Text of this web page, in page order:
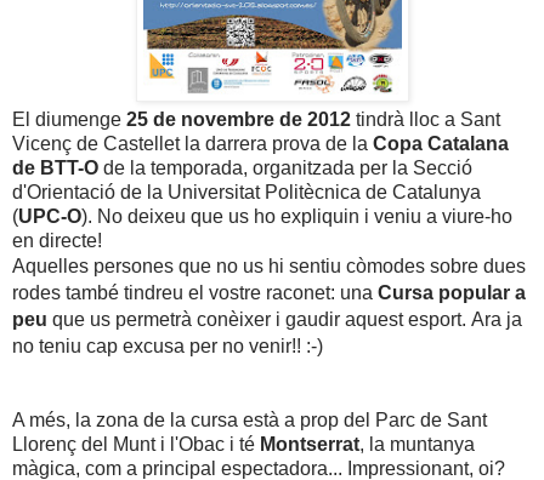
El diumenge 25 de novembre de 2012 tindrà lloc a Sant
Vicenç de Castellet la darrera prova de la Copa Catalana
de BTT-O de la temporada, organitzada per la Secció
d'Orientació de la Universitat Politècnica de Catalunya
(UPC-O). No deixeu que us ho expliquin i veniu a viure-ho
en directe!
Aquelles persones que no us hi sentiu còmodes sobre dues
rodes també tindreu el vostre raconet: una Cursa popular a
peu que us permetrà conèixer i gaudir aquest esport. Ara ja
no teniu cap excusa per no venir!! :-)
A més, la zona de la cursa està a prop del Parc de Sant
Llorenç del Munt i l'Obac i té Montserrat, la muntanya
màgica, com a principal espectadora... Impressionant, oi?